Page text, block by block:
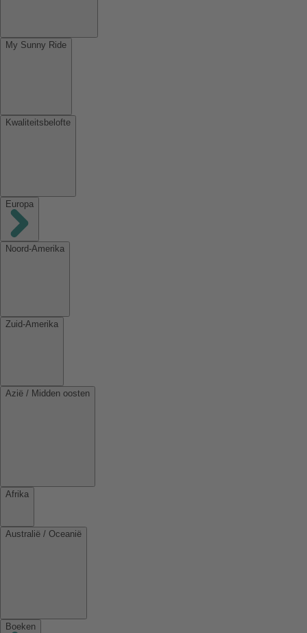
My Sunny Ride
Kwaliteitsbelofte
Europa
Noord-Amerika
Zuid-Amerika
Azië / Midden oosten
Afrika
Australië / Oceanië
Boeken